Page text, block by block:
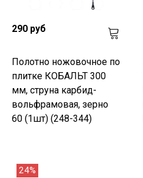
290 руб
Полотно ножовочное по
плитке КОБАЛЬТ 300
мм, струна карбид-
вольфрамовая, зерно
60 (1шт) (248-344)
24%